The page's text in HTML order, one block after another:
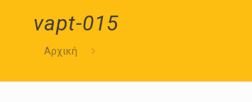
vapt-015
Αρχική